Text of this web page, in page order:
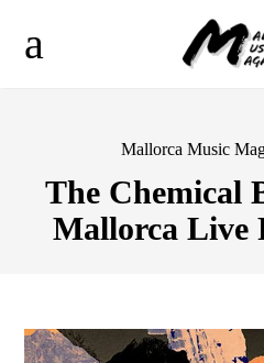
Mallorca Music
The Chemical
Mallorca Live